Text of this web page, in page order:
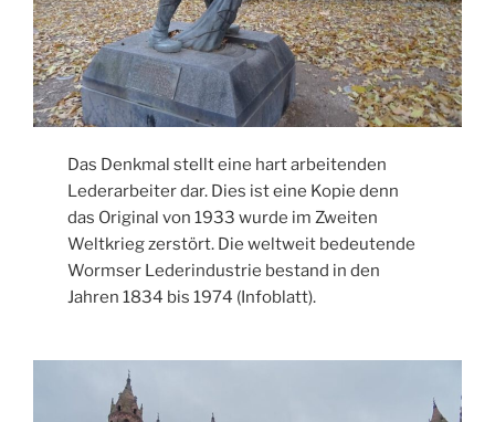
Das Denkmal stellt eine hart arbeitenden
Lederarbeiter dar. Dies ist eine Kopie denn
das Original von 1933 wurde im Zweiten
Weltkrieg zerstört. Die weltweit bedeutende
Wormser Lederindustrie bestand in den
Jahren 1834 bis 1974 (Infoblatt).